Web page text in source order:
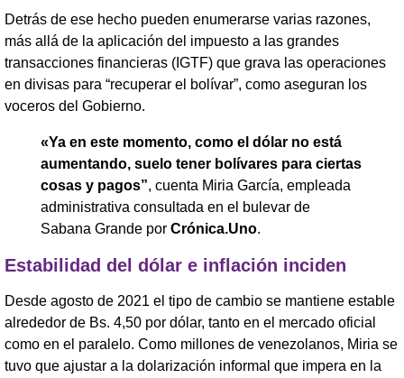
Detrás de ese hecho pueden enumerarse varias razones,
más allá de la aplicación del impuesto a las grandes
transacciones financieras (IGTF) que grava las operaciones
en divisas para “recuperar el bolívar”, como aseguran los
voceros del Gobierno.
«Ya en este momento, como el dólar no está
aumentando, suelo tener bolívares para ciertas
cosas y pagos”, cuenta Miria García, empleada
administrativa consultada en el bulevar de
Sabana Grande por Crónica.Uno.
Estabilidad del dólar e inflación inciden
Desde agosto de 2021 el tipo de cambio se mantiene estable
alrededor de Bs. 4,50 por dólar, tanto en el mercado oficial
como en el paralelo. Como millones de venezolanos, Miria se
tuvo que ajustar a la dolarización informal que impera en la